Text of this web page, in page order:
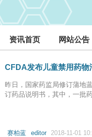
资讯首页 网站公告
CFDA发布儿童禁用药物
昨日，国家药监局修订蒲地
订药品说明书，其中，一批
赛柏蓝 editor 2018-11-01